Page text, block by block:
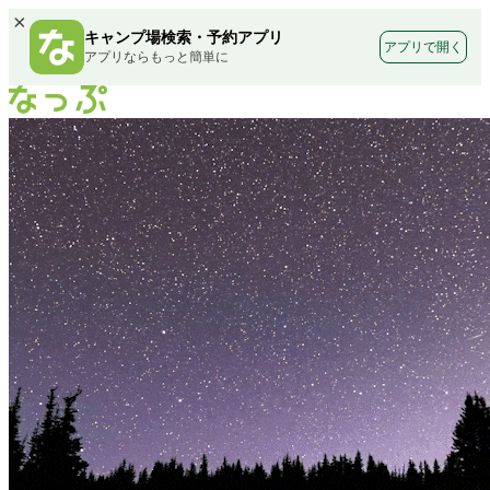
×
キャンプ場検索・予約アプリ
アプリならもっと簡単に
アプリで開く